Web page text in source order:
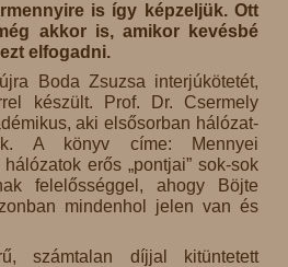
is így képzeljük. Ott
akkor is, amikor kevésbé
elfogadni.
Boda Zsuzsa interjúkötetét,
készült. Prof. Dr. Csermely
aki elsősorban hálózat-
A könyv címe: Mennyei
erős „pontjai” sok-sok
felelősséggel, ahogy Böjte
mindenhol jelen van és
számtalan díjjal kitüntetett